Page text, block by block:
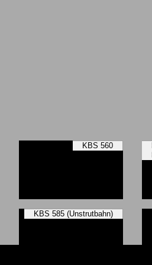
KBS 560
KBS 585 (Unstrutbahn)